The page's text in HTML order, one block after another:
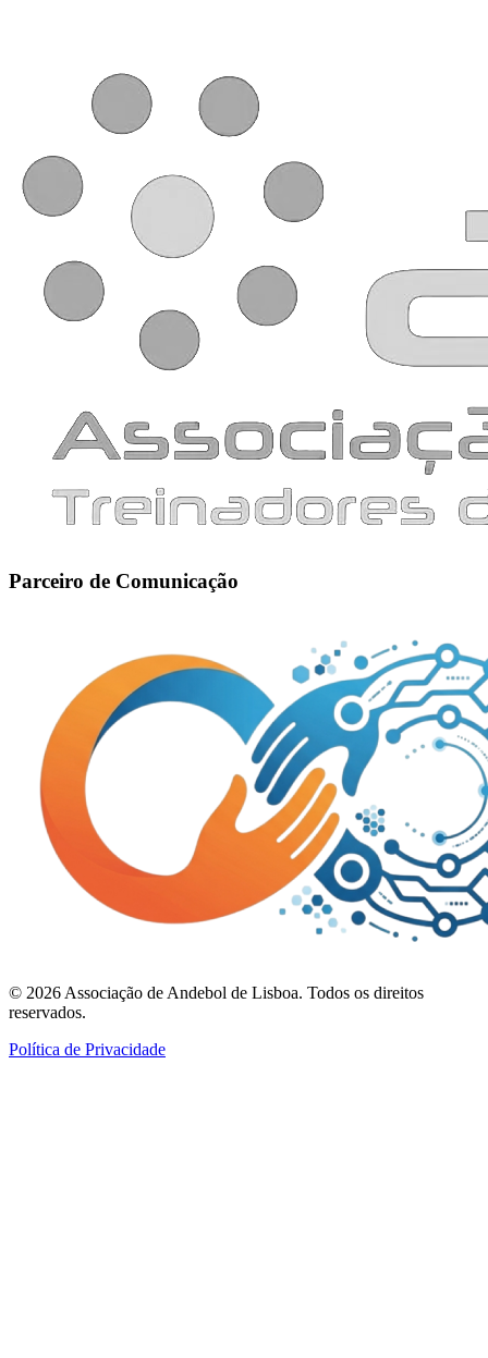
Parceiro de Comunicação
© 2026 Associação de Andebol de Lisboa. Todos os direitos
reservados.
Política de Privacidade